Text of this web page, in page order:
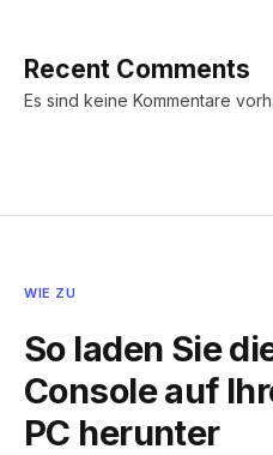
Recent Comments
Es sind keine Kommentare
WIE ZU
So laden Sie
Console auf
PC herunter